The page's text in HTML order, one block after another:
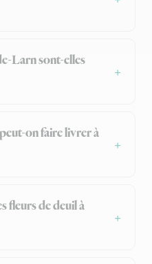
Larn sont-elles
on faire livrer à
fleurs de deuil à